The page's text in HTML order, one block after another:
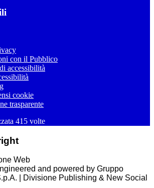
con il Pubblico
accessibilità
cookie
trasparente
415 volte
and powered by Gruppo
| Divisione Publishing & New Social